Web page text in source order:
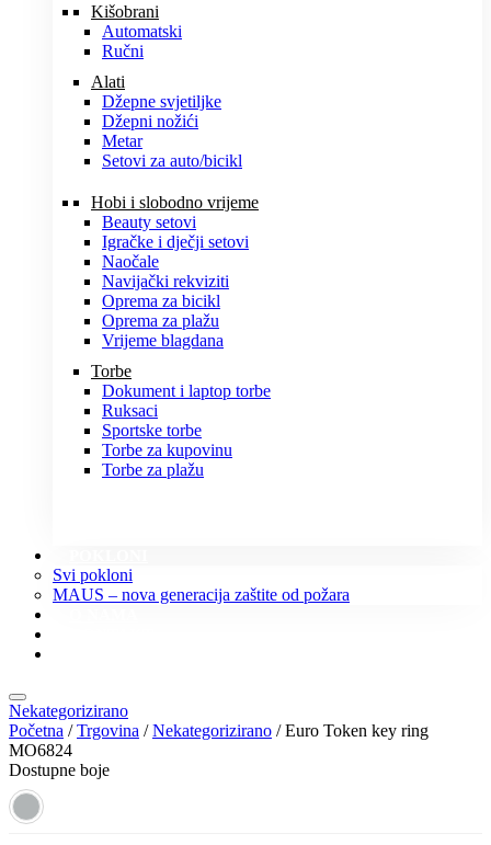
Kišobrani
Automatski
Ručni
Alati
Džepne svjetiljke
Džepni nožići
Metar
Setovi za auto/bicikl
Hobi i slobodno vrijeme
Beauty setovi
Igračke i dječji setovi
Naočale
Navijački rekviziti
Oprema za bicikl
Oprema za plažu
Vrijeme blagdana
Torbe
Dokument i laptop torbe
Ruksaci
Sportske torbe
Torbe za kupovinu
Torbe za plažu
Svi pokloni
MAUS – nova generacija zaštite od požara
Nekategorizirano
Početna /Trgovina /Nekategorizirano / Euro Token key ring
MO6824
Dostupne boje